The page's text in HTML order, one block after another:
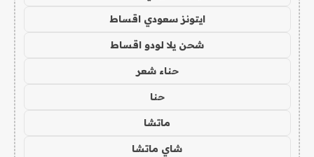
ايتونز سعودي اقساط
شحن يلا لودو اقساط
حناء شعر
حنا
ماتشا
شاي ماتشا